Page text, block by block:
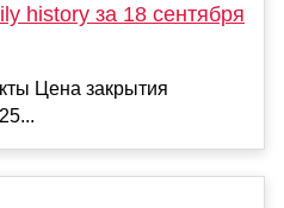
history за 18 сентября
Цена закрытия